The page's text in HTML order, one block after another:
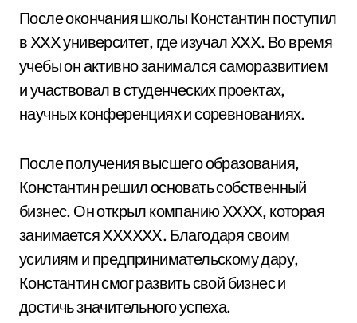
После окончания школы Константин поступил
в XXX университет, где изучал XXX. Во время
учебы он активно занимался саморазвитием
и участвовал в студенческих проектах,
научных конференциях и соревнованиях.
После получения высшего образования,
Константин решил основать собственный
бизнес. Он открыл компанию XXXX, которая
занимается XXXXXX. Благодаря своим
усилиям и предпринимательскому дару,
Константин смог развить свой бизнес и
достичь значительного успеха.